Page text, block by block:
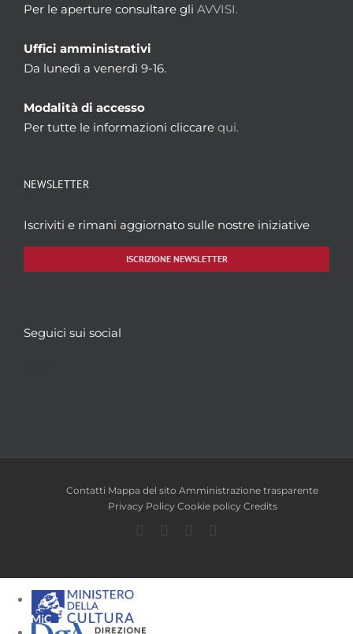
Per le aperture consultare gli AVVISI.
Uffici amministrativi
Da lunedì a venerdì 9-16.
Modalità di accesso
Per tutte le informazioni cliccare qui.
NEWSLETTER
Iscriviti e rimani aggiornato sulle nostre iniziative
ISCRIZIONE NEWSLETTER
Seguici sui social
Contatti Mappa del sito Amministrazione trasparente
Privacy Policy Cookie policy Credits
Facebook
TwitterYouTube